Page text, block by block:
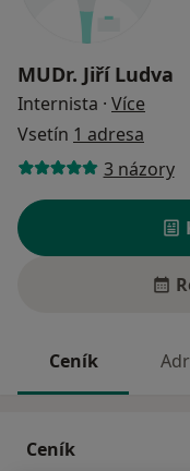
MUDr. Jiří Ludva
Internista · Více
Vsetín 1 adresa
3 názory
Ceník
Ceník